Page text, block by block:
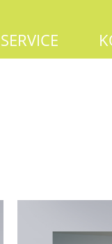
SERVICE